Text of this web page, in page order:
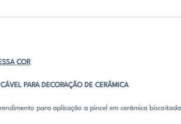
COR
PARA DECORAÇÃO DE CERÂMICA
para aplicação a pincel em cerâmica biscoitada